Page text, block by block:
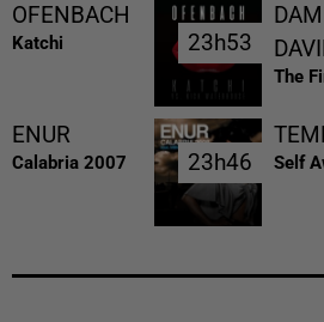
OFENBACH
Katchi 23h53
23h53
The
ENUR
Calabria 2007 23h46
23h46 Self